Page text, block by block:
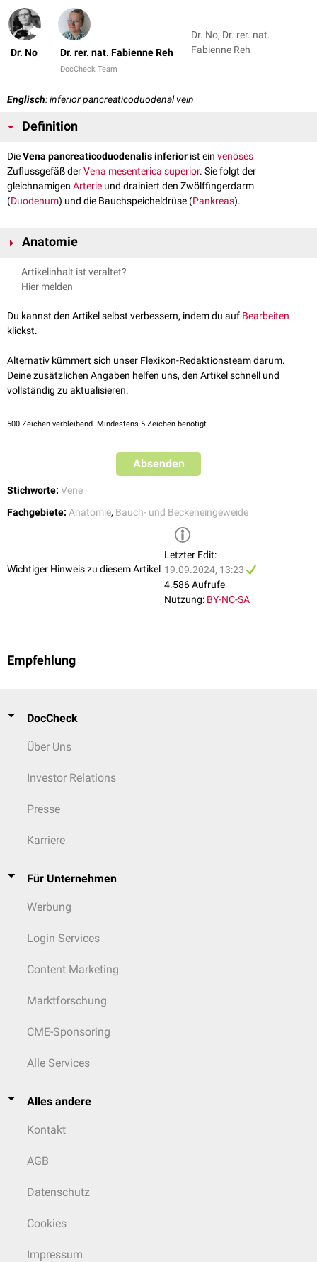
Dr. No Dr. rer. nat. Fabienne Reh
DocCheck Team
Dr. No, Dr. rer. nat.
Fabienne Reh
Englisch: inferior pancreaticoduodenal vein
Definition
DieVena pancreaticoduodenalis inferior ist ein venöses
Zuflussgefäß derVena mesenterica superior. Sie folgt der
gleichnamigen Arterie und drainiert den Zwölffingerdarm
(Duodenum) und die Bauchspeicheldrüse (Pankreas).
Anatomie
Die Vena pancreaticoduodenalis inferior unterteilt sich in einen vorderen
und einen hinteren
inferior posterior bezeichnet werden.
Artikelinhalt ist veraltet?
Hier melden
Du kannst den Artikel selbst verbessern, indem du auf Bearbeiten
klickst.
Alternativ kümmert sich unser Flexikon-Redaktionsteam darum.
Deine zusätzlichen Angaben helfen uns, den Artikel schnell und
vollständig zu aktualisieren:
500 Zeichen verbleibend. Mindestens 5 Zeichen benötigt.
Absenden
Stichworte: Vene
Fachgebiete: Anatomie, Bauch- und Beckeneingeweide
Wichtiger Hinweis zu diesem Artikel
Letzter Edit:
19.09.2024, 13:23
4.586 Aufrufe
Nutzung: BY-NC-SA
Empfehlung
DocCheck
Über Uns
Investor Relations
Presse
Karriere
Für Unternehmen
Werbung
Login Services
Content Marketing
Marktforschung
CME-Sponsoring
Alle Services
Alles andere
Kontakt
AGB
Datenschutz
Cookies
Impressum